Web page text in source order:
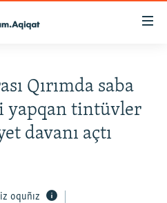
Qırımda saba
yapqan tintüvler
davanı açtı
oquñız